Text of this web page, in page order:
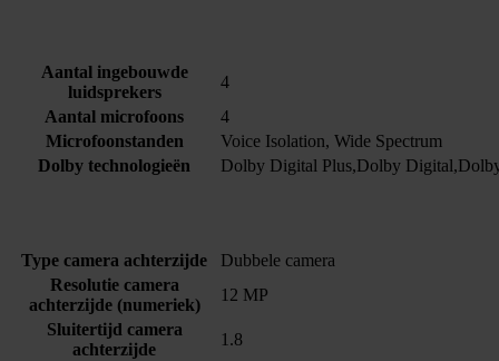
Aantal ingebouwde
luidsprekers
4
Aantal microfoons
4
Microfoonstanden
Voice Isolation, Wide Spectrum
Dolby technologieën
Dolby Digital Plus,Dolby
Type camera achterzijde
Dubbele camera
Resolutie camera
achterzijde (numeriek)
12 MP
Sluitertijd camera
achterzijde
1.8